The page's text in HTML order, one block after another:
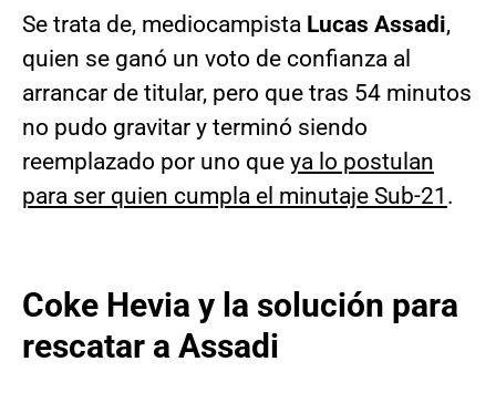
Se trata de, mediocampista Lucas Assadi,
quien se ganó un voto de confianza al
arrancar de titular, pero que tras 54 minutos
no pudo gravitar y terminó siendo
reemplazado por uno que ya lo postulan
para ser quien cumpla el minutaje Sub-21 .
Coke Hevia y la solución para
rescatar a Assadi